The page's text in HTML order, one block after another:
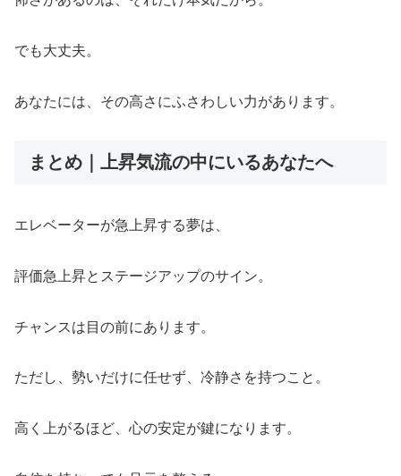
でも大丈夫。
あなたには、その高さにふさわしい力があります。
まとめ｜上昇気流の中にいるあなたへ
エレベーターが急上昇する夢は、
評価急上昇とステージアップのサイン。
チャンスは目の前にあります。
ただし、勢いだけに任せず、冷静さを持つこと。
高く上がるほど、心の安定が鍵になります。